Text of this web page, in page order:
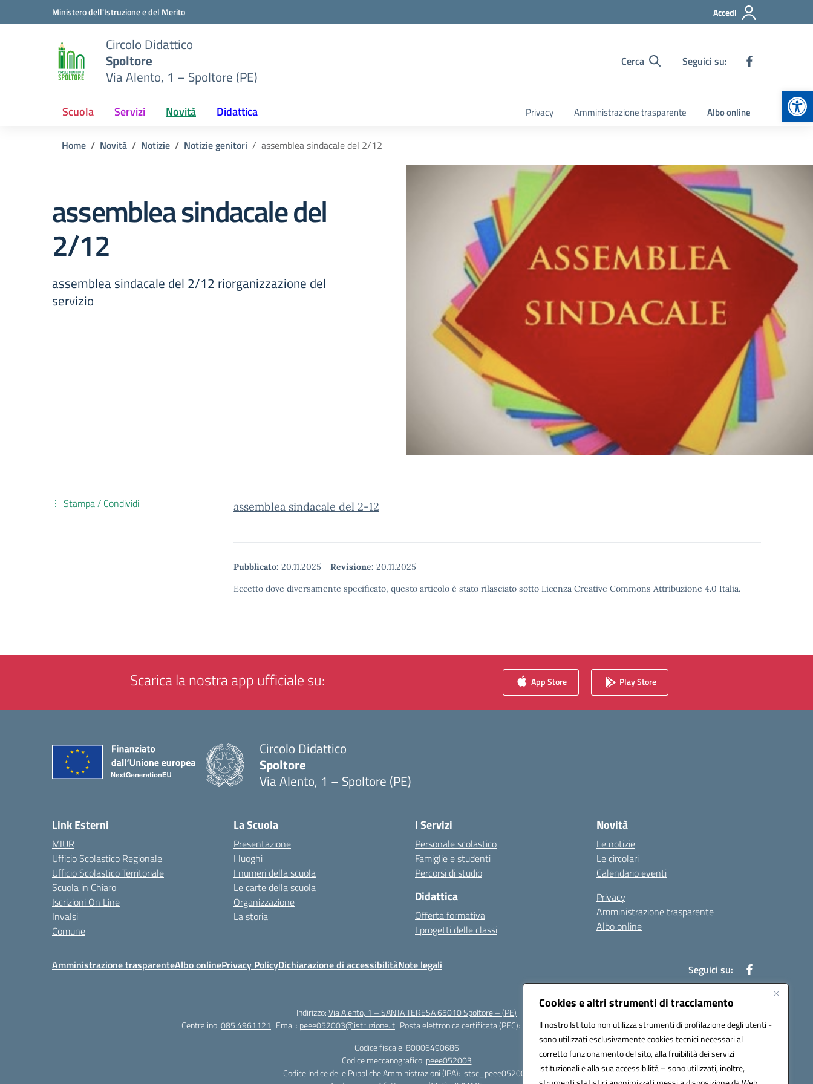
Cookies e altri strumenti di tracciamento
Il nostro Istituto non utilizza strumenti di profilazione degli utenti -
sono utilizzati esclusivamente cookies tecnici necessari al
corretto funzionamento del sito, alla fruibilità dei servizi
istituzionali e alla sua accessibilità – sono utilizzati, inoltre,
Vai ai contenuti
Vai al menu di navigazioneMinistero dell'Istruzione e del Merito Accedi
Circolo Didattico
Spoltore
Via Alento, 1 – Spoltore (PE)
Cerca Seguici su:
Scuola Servizi Novità Didattica Privacy Amministrazione trasparente Albo online
Home Novità Notizie Notizie genitori assemblea sindacale del 2/12
assemblea sindacale del
2/12
assemblea sindacale del 2/12 riorganizzazione del
servizio
assemblea sindacale del 2-12
Pubblicato: 20.11.2025 - Revisione: 20.11.2025
Eccetto dove diversamente specificato, questo articolo è stato rilasciato sotto Licenza Creative Commons Attribuzione 4.0 Italia.
Stampa / Condividi
Scarica la nostra app ufficiale su: App Store Play Store
Circolo Didattico
Spoltore
Via Alento, 1 – Spoltore (PE)
Link Esterni
MIUR
Ufficio Scolastico Regionale
Ufficio Scolastico Territoriale
Scuola in Chiaro
Iscrizioni On Line
Invalsi
Comune
La Scuola
Presentazione
I luoghi
I numeri della scuola
Le carte della scuola
Organizzazione
La storia
I Servizi
Personale scolastico
Famiglie e studenti
Percorsi di studio
Didattica
Offerta formativa
I progetti delle classi
Novità
Le notizie
Le circolari
Calendario eventi
Privacy
Amministrazione trasparente
Albo online
Amministrazione trasparenteAlbo onlinePrivacy PolicyDichiarazione di accessibilitàNote legali Seguici su:
Indirizzo:Via Alento, 1 – SANTA TERESA 65010 Spoltore – (PE)
Centralino:085 4961121 Email: peee052003@istruzione.it Posta elettronica certificata (PEC):
peee052003@pec.istruzione.it
Codice fiscale: 80006490686
Codice meccanografico: peee052003
Codice Indice delle Pubbliche Amministrazioni (IPA): istsc_peee052003